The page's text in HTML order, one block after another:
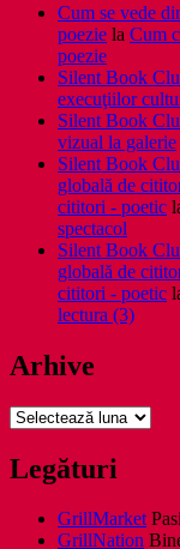
Cum se vede
poezie la Cum
poezie
Silent Book
execuţiilor
Silent Book
vizual la galerie
Silent Book
globală de
cititori - poetic
spectacol
Silent Book
globală de
cititori - poetic
lectura (3)
Arhive
Arhive
Legături
GrillMarket
GrillNation